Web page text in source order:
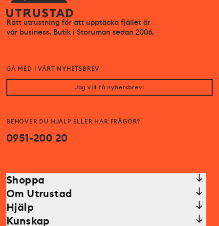
Rätt utrustning för att upptäcka fjället är
vår business. Butik i Storuman sedan 2006.
BEHÖVER DU HJÄLP ELLER HAR FRÅGOR?
0951-200 20
GÅ MED I VÅRT NYHETSBREV
Jag vill få nyhetsbrev!
Shoppa
Om Utrustad
Hjälp
Kunskap